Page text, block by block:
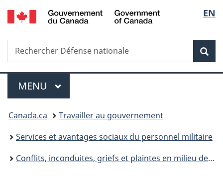
Passer
au
principal
Passer
à
Au
du
Passer
à
version
simplifiée
de
la
EN
Recherche
Rechercher
Défense
Menu
MENU PRINCIPAL
Vous
êtes
ici :
Canada.ca
Travailler au gouvernement
Services et avantages sociaux du personnel militaire
Conflits, inconduites, griefs et plaintes en milieu de travail